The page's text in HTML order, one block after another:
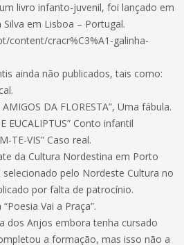
um livro infanto-juvenil, foi lançado em
em Lisboa – Portugal.
content/cracr%C3%A1-galinha-
ainda não publicados, tais como:
AMIGOS DA FLORESTA”, Uma fábula.
EUCALIPTUS” Conto infantil
TE-VIS” Caso real.
da Cultura Nordestina em Porto
pelo Nordeste Cultura no
por falta de patrocínio.
Vai a Praça”.
dos Anjos embora tenha cursado
a formação, mas isso não a